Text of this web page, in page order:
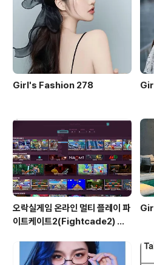
Girl's Fashion 278
오락실게임 온라인 멀티 플레이 파
이트케이트2(Fightcade2) 설